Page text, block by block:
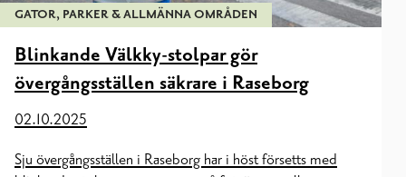
GATOR, PARKER & ALLMÄNNA OMRÅDEN
Blinkande Välkky-stolpar gör
övergångsställen säkrare i Raseborg
02.10.2025
Sju övergångsställen i Raseborg har i höst försetts med